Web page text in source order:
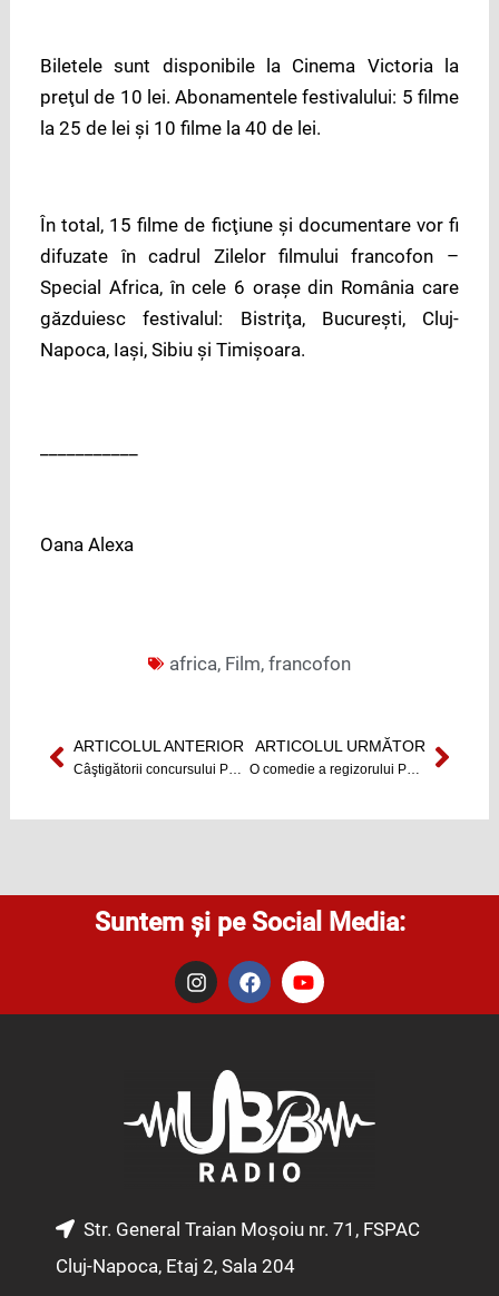
Biletele sunt disponibile la Cinema Victoria la
preţul de 10 lei. Abonamentele festivalului: 5 filme
la 25 de lei şi 10 filme la 40 de lei.
În total, 15 filme de ficţiune şi documentare vor fi
difuzate în cadrul Zilelor filmului francofon –
Special Africa, în cele 6 oraşe din România care
găzduiesc festivalul: Bistriţa, Bucureşti, Cluj-
Napoca, Iaşi, Sibiu şi Timişoara.
Oana Alexa
africa, Film, francofon
Prev
ARTICOLUL ANTERIOR
Câştigătorii concursului Photo Happening au fost premiaţi
ARTICOLUL URMĂTOR
O comedie a regizorului Pedro Almodóvar va deschide TIFF 2013 Next
Suntem și pe Social Media:
I
n
s
m
F
a
c
o
k
Y
o
u
e
Str. General Traian Moșoiu nr. 71, FSPAC
Cluj-Napoca, Etaj 2, Sala 204